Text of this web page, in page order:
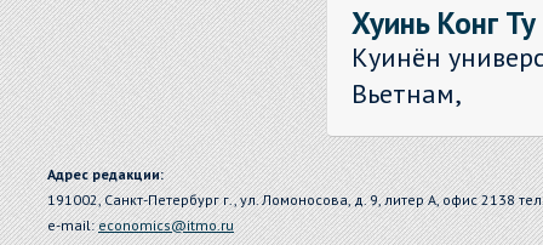
Хуинь Конг Ту
Куинён
Вьетнам,
Адрес редакции:
191002, Санкт-Петербург г., ул. Ломоносова, д. 9, литер А, офис 2138
e-mail:economics@itmo.ru